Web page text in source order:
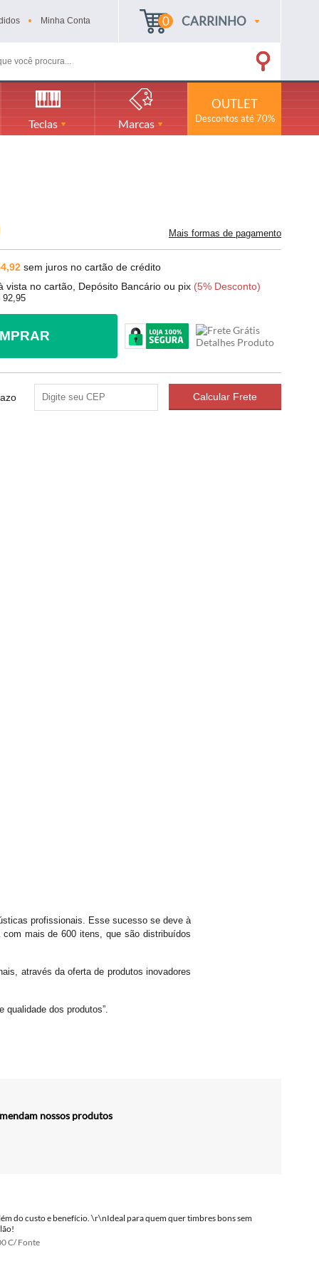
0 CARRINHO
Minha Conta
Teclas Marcas
OUTLET
Descontos até 70%
Mais formas de pagamento
sem juros no cartão de crédito
vista no cartão, Depósito Bancário ou pix (5% Desconto)
92,95
profissionais. Esse sucesso se deve à
mais de 600 itens, que são distribuídos
através da oferta de produtos inovadores
dos produtos”.
nossos produtos
do custo e benefício. \r\nIdeal para quem quer timbres bons sem
C/ Fonte